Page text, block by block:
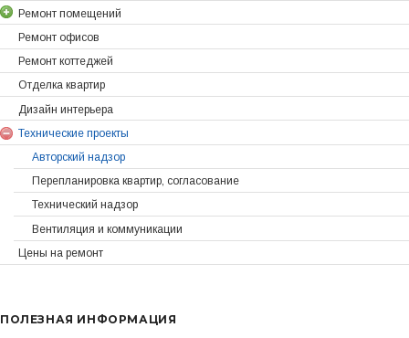
Ремонт помещений
Ремонт офисов
Ремонт коттеджей
Отделка квартир
Дизайн интерьера
Технические проекты
Авторский надзор
Перепланировка квартир, согласование
Технический надзор
Вентиляция и коммуникации
Цены на ремонт
ПОЛЕЗНАЯ ИНФОРМАЦИЯ